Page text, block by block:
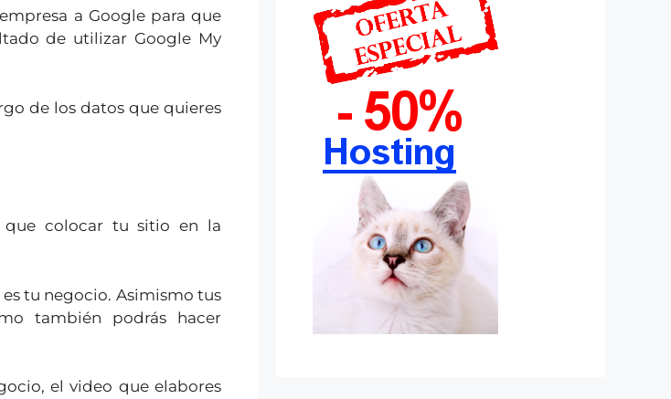
a Google para que
de utilizar Google My
de los datos que quieres
colocar tu sitio en la
tu negocio. Asimismo tus
también podrás hacer
el video que elabores